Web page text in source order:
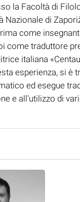
la Facoltà di
Nazionale di
come
come traduttore
italiana
esperienza, si è
ed esegue
e all'utilizzo di